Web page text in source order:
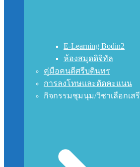
E-Learning Bodin2
ห้องสมุดดิจิทัล
คู่มือคนดีศรีบดินทร
การลงโทษและตัดคะแนน
กิจกรรมชุมนุม/วิชาเลือกเสรี